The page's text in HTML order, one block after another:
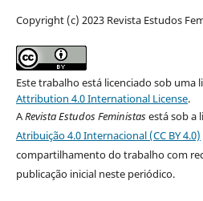
Copyright (c) 2023 Revista Estudos
Este trabalho está licenciado sob uma
Attribution 4.0 International License.
ARevista Estudos Feministasestá sob a
Atribuição 4.0 Internacional (CC BY 4.0)
compartilhamento do trabalho com
publicação inicial neste periódico.